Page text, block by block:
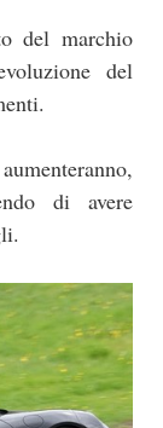
del marchio
del
di avere